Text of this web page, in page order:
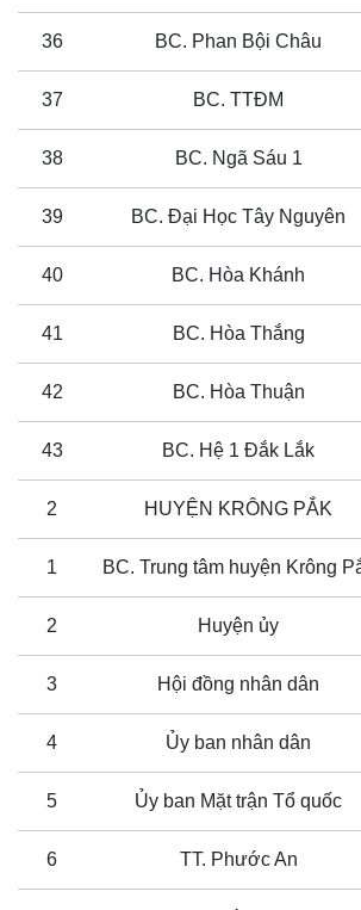
36 BC. Phan Bội Châu
37 BC. TTĐM
38 BC. Ngã Sáu 1
39 BC. Đại Học Tây Nguyên
40 BC. Hòa Khánh
41 BC. Hòa Thắng
42 BC. Hòa Thuận
43 BC. Hệ 1 Đắk Lắk
2 HUYỆN KRÔNG PẮK
1 BC. Trung tâm huyện Krông
2 Huyện ủy
3 Hội đồng nhân dân
4 Ủy ban nhân dân
5 Ủy ban Mặt trận Tổ quốc
6 TT. Phước An